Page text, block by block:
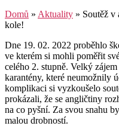
Domů » Aktuality » Soutěž v
kole!
Dne 19. 02. 2022 proběhlo
ve kterém si mohli poměřit
celého 2. stupně. Velký
karantény, které neumožnily
komplikaci si vyzkoušelo
prokázali, že se angličtiny
na co pyšní. Za svou snahu
malou drobností.